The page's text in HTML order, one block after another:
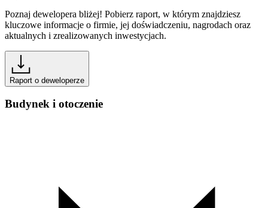
Poznaj dewelopera bliżej! Pobierz raport, w którym znajdziesz
kluczowe informacje o firmie, jej doświadczeniu, nagrodach oraz
aktualnych i zrealizowanych inwestycjach.
Raport o deweloperze
Budynek i otoczenie